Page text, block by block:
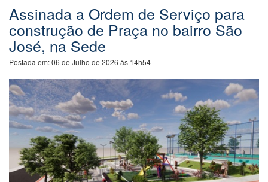
Assinada a Ordem de Serviço para
construção de Praça no bairro São
José, na Sede
Postada em:06 de Julho de 2026 às 14h54